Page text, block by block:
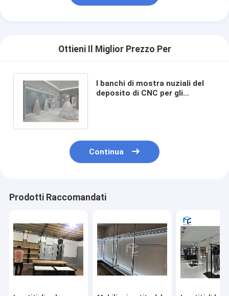
Ottieni Il Miglior Prezzo Per
I banchi di mostra nuziali del
deposito di CNC per gli
Continua
Prodotti Raccomandati